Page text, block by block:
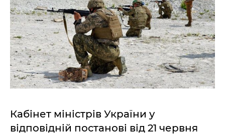
Кабінет міністрів України у
відповідній постанові від 21 червня